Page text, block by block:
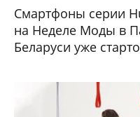
Смартфоны серии
на Неделе Моды в
Беларуси уже